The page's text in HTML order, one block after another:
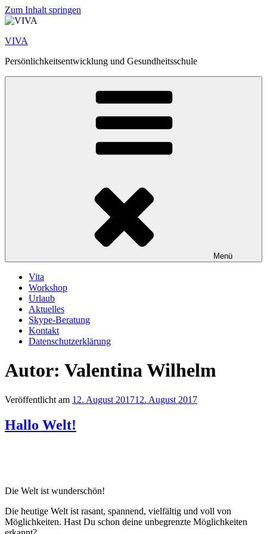
Zum Inhalt springen
VIVA
Persönlichkeitsentwicklung und Gesundheitsschule
Menü
Vita
Workshop
Urlaub
Aktuelles
Skype-Beratung
Kontakt
Datenschutzerklärung
Autor: Valentina Wilhelm
Veröffentlicht am 12. August 201712. August 2017
Hallo Welt!
Die Welt ist wunderschön!
Die heutige Welt ist rasant, spannend, vielfältig und voll von
Möglichkeiten. Hast Du schon deine unbegrenzte Möglichkeiten